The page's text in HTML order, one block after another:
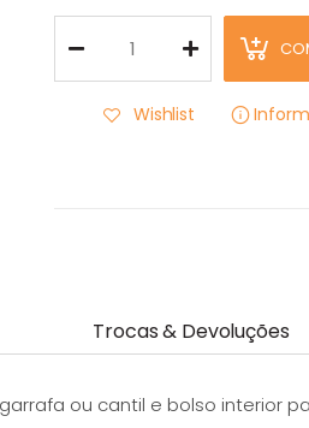
Wishlist
Trocas & Devoluções
ou cantil e bolso interior